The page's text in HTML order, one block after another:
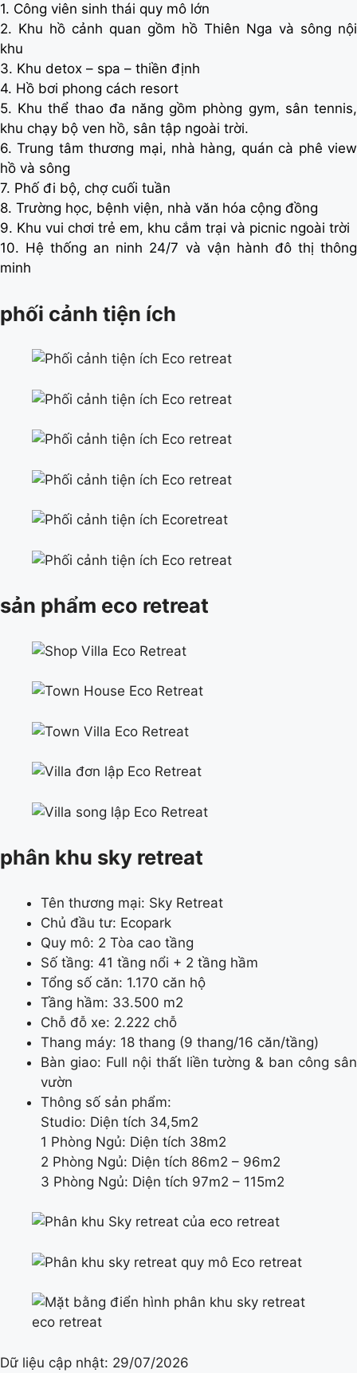
1. Công viên sinh thái quy mô lớn
2. Khu hồ cảnh quan gồm hồ Thiên Nga và sông nội
khu
3. Khu detox – spa – thiền định
4. Hồ bơi phong cách resort
5. Khu thể thao đa năng gồm phòng gym, sân tennis,
khu chạy bộ ven hồ, sân tập ngoài trời.
6. Trung tâm thương mại, nhà hàng, quán cà phê view
hồ và sông
7. Phố đi bộ, chợ cuối tuần
8. Trường học, bệnh viện, nhà văn hóa cộng đồng
9. Khu vui chơi trẻ em, khu cắm trại và picnic ngoài trời
10. Hệ thống an ninh 24/7 và vận hành đô thị thông
minh
phối cảnh tiện ích
sản phẩm eco retreat
phân khu sky retreat
Tên thương mại: Sky Retreat
Chủ đầu tư: Ecopark
Quy mô: 2 Tòa cao tầng
Số tầng: 41 tầng nổi + 2 tầng hầm
Tổng số căn: 1.170 căn hộ
Tầng hầm: 33.500 m2
Chỗ đỗ xe: 2.222 chỗ
Thang máy: 18 thang (9 thang/16 căn/tầng)
Bàn giao: Full nội thất liền tường & ban công sân
vườn
Thông số sản phẩm:
Studio: Diện tích 34,5m2
1 Phòng Ngủ: Diện tích 38m2
2 Phòng Ngủ: Diện tích 86m2 – 96m2
3 Phòng Ngủ: Diện tích 97m2 – 115m2
Dữ liệu cập nhật: 29/07/2026